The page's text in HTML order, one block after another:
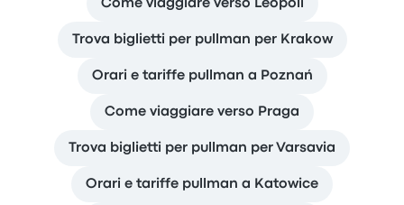
Come viaggiare verso Leopoli
Trova biglietti per pullman per Krakow
Orari e tariffe pullman a Poznań
Come viaggiare verso Praga
Trova biglietti per pullman per Varsavia
Orari e tariffe pullman a Katowice